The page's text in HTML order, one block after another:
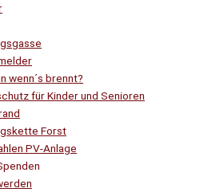
wenn´s brennt?
für Kinder und Senioren
Forst
PV-Anlage